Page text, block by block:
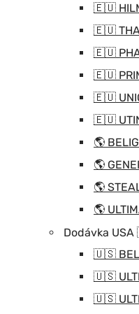
🇪🇺
🇪🇺
🇪🇺
🇪🇺
🇪🇺
🇪🇺
🌎
🌎
🌎
🌎
Dodávka
🇺🇸
🇺🇸
🇺🇸